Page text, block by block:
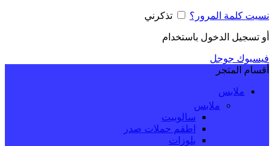
نسيت كلمة المرور؟ تذكرني
أو تسجيل الدخول باستخدام
فيسبوك جوجل
أقسام المتجر
ملابس
ملابس
سالوبيت
اطقم حملات صدر
بلوزات